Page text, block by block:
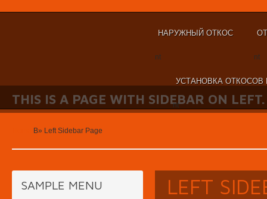
НАРУЖНЫЙ ОТКОС
nt nt
УСТАНОВКА
nt
THIS IS A PAGE WITH SIDEBAR ON LEFT.
В» Left Sidebar Page
SAMPLE MENU LEFT